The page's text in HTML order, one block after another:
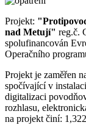
Projekt:
nad Metují" reg.č.
spolufinancován
Operačního
Projekt je zaměřen
spočívající v
digitalizaci
rozhlasu,
na projekt činí: